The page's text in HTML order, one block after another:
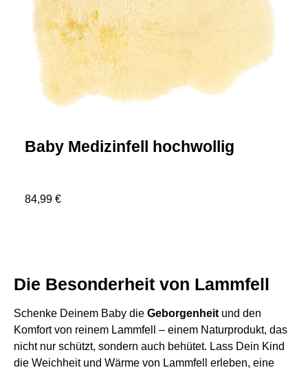
Baby Medizinfell hochwollig
84,99 €
Die Besonderheit von Lammfell
Schenke Deinem Baby die Geborgenheit und den
Komfort von reinem Lammfell – einem Naturprodukt, das
nicht nur schützt, sondern auch behütet. Lass Dein Kind
die Weichheit und Wärme von Lammfell erleben, eine